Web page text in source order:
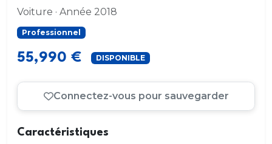
Voiture · Année 2018
Professionnel
55,990 € DISPONIBLE
Connectez-vous pour sauvegarder
Caractéristiques